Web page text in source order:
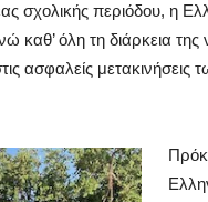
σχολικής περιόδου, η
καθ’ όλη τη διάρκεια της
ασφαλείς